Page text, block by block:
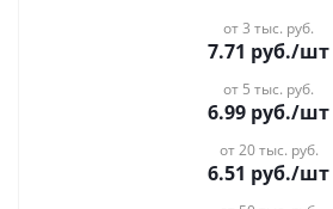
от 3 тыс. руб.
7.71 руб./шт
от 5 тыс. руб.
6.99 руб./шт
от 20 тыс. руб.
6.51 руб./шт